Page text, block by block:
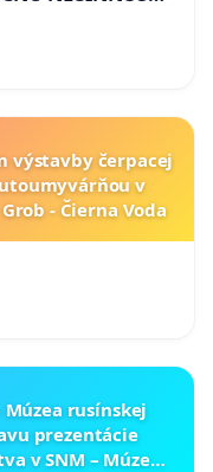
výstavby čerpacej
v
- Čierna Voda
Múzea rusínskej
prezentácie
v SNM – Múzeu